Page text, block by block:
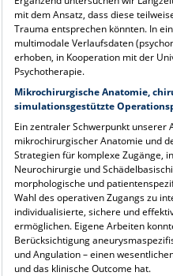
mit dem Ansatz, dass diese
Trauma entsprechen könnten. In
multimodale Verlaufsdaten
erhoben, in Kooperation mit der
Psychotherapie.
Mikrochirurgische Anatomie,
simulationsgestützte
Ein zentraler Schwerpunkt unserer
mikrochirurgischer Anatomie und
Strategien für komplexe Zugänge,
Neurochirurgie und
morphologische und
Wahl des operativen Zugangs zu
individualisierte, sichere und
ermöglichen. Eigene Arbeiten
Berücksichtigung
und Angulation – einen
und das klinische Outcome hat.